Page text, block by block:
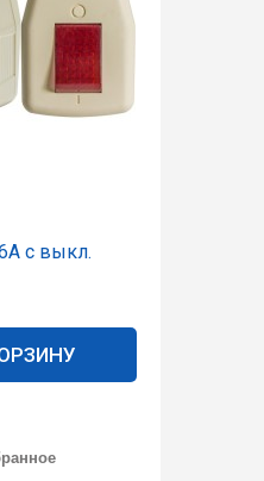
с выкл.